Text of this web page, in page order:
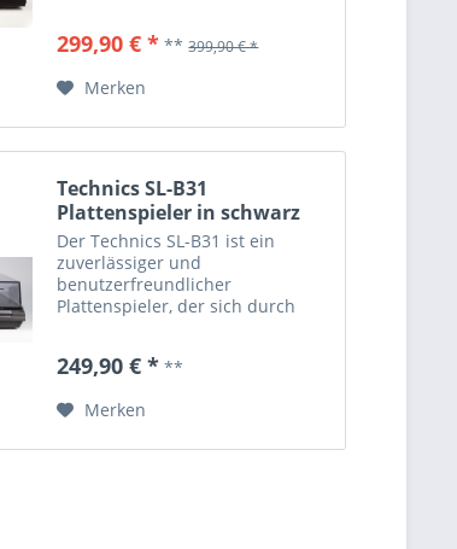
er für eine zuverlässige
Der...
299,90 € * **399,90 € *
Merken
Technics SL-B31
Plattenspieler in schwarz
Der Technics SL-B31 ist ein
zuverlässiger und
benutzerfreundlicher
Plattenspieler, der sich durch
Er verfügt über einen präzisen
halbautomatischen Betrieb,...
249,90 € * **
Merken